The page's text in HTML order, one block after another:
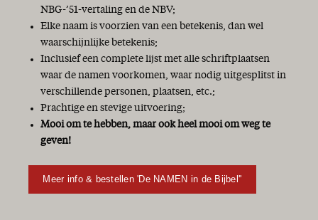
NBG-’51-vertaling en de NBV;
Elke naam is voorzien van een betekenis, dan wel
waarschijnlijke betekenis;
Inclusief een complete lijst met alle schriftplaatsen
waar de namen voorkomen, waar nodig uitgesplitst in
verschillende personen, plaatsen, etc.;
Prachtige en stevige uitvoering;
Mooi om te hebben, maar ook heel mooi om weg te
geven!
Meer info & bestellen 'De NAMEN in de Bijbel''